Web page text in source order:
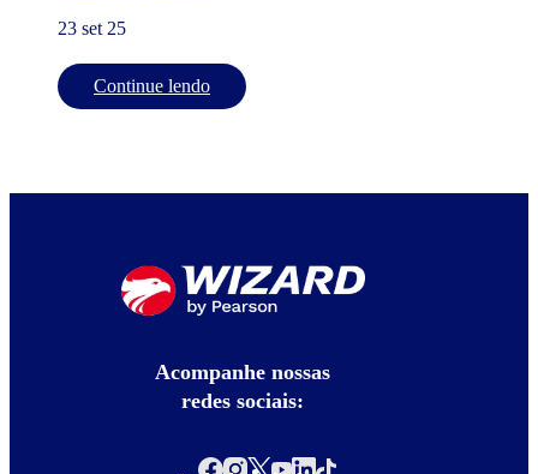
23 set 25
Continue lendo
Acompanhe nossas
redes sociais: